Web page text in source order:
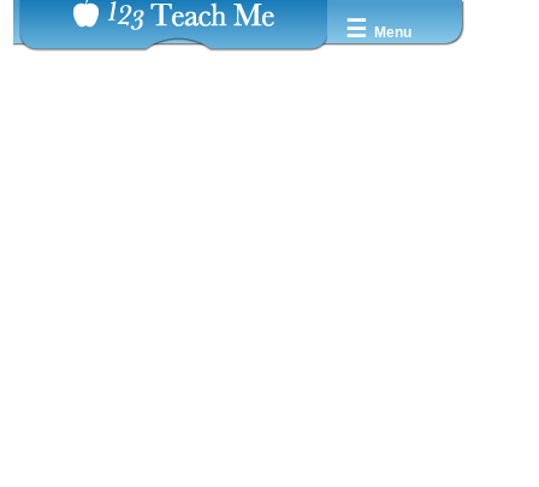
☰ Menu